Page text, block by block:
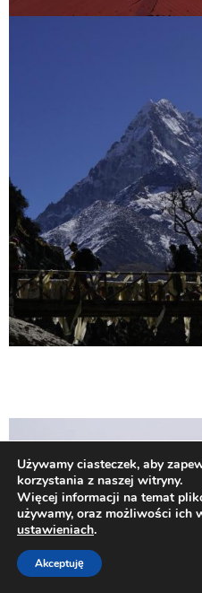
Używamy ciasteczek, aby
korzystania z naszej witryny.
Więcej informacji na temat
używamy, oraz możliwości ich
ustawieniach.
Akceptuję